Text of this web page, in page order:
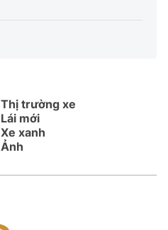
Thị trường xe
Lái mới
Xe xanh
Ảnh